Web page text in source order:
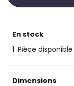
En stock
1 Pièce disponible
Dimensions